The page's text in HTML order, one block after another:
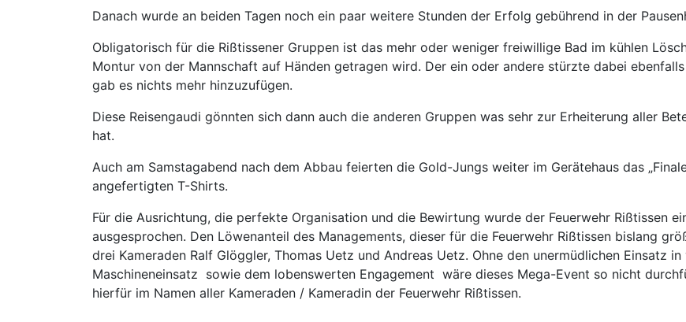
Danach wurde an beiden Tagen noch ein paar weitere Stunden der Erfolg gebührend in der
Obligatorisch für die Rißtissener Gruppen ist das mehr oder weniger freiwillige Bad im kühlen
Montur von der Mannschaft auf Händen getragen wird. Der ein oder andere stürzte dabei
gab es nichts mehr hinzuzufügen.
Diese Reisengaudi gönnten sich dann auch die anderen Gruppen was sehr zur Erheiterung aller
hat.
Auch am Samstagabend nach dem Abbau feierten die Gold-Jungs weiter im Gerätehaus das
angefertigten T-Shirts.
Für die Ausrichtung, die perfekte Organisation und die Bewirtung wurde der Feuerwehr Rißtissen
ausgesprochen. Den Löwenanteil des Managements, dieser für die Feuerwehr Rißtissen bislang
drei Kameraden Ralf Glöggler, Thomas Uetz und Andreas Uetz. Ohne den unermüdlichen Einsatz
Maschineneinsatz sowie dem lobenswerten Engagement wäre dieses Mega-Event so nicht
hierfür im Namen aller Kameraden / Kameradin der Feuerwehr Rißtissen.